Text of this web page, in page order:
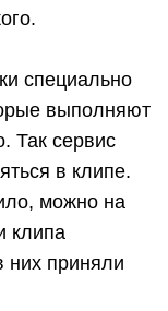
специально
выполняют
Так сервис
в клипе.
можно на
клипа
них приняли